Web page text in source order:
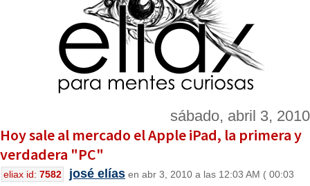
sábado, abril 3, 2010
Hoy sale al mercado el Apple iPad, la primera y
verdadera "PC"
eliax id: 7582 josé elías en abr 3, 2010 a las 12:03 AM ( 00:03